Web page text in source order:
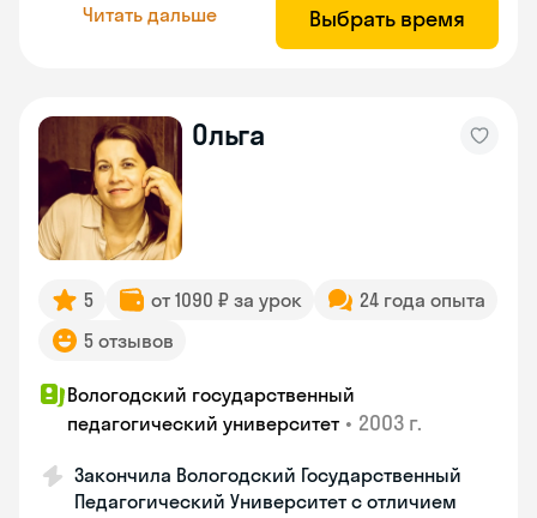
Читать дальше Выбрать время
Ольга
5 от 1090 ₽ за урок
24 года опыта
5 отзывов
Вологодский государственный
педагогический университет • 2003 г.
Закончила Вологодский Государственный
Педагогический Университет с отличием